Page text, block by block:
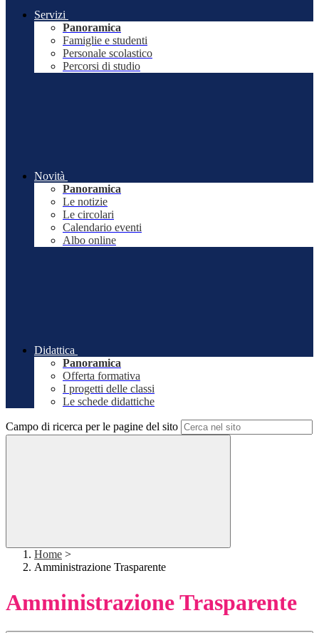
Servizi
Panoramica
Famiglie e studenti
Personale scolastico
Percorsi di studio
Novità
Panoramica
Le notizie
Le circolari
Calendario eventi
Albo online
Didattica
Panoramica
Offerta formativa
I progetti delle classi
Le schede didattiche
Campo di ricerca per le pagine del sito
Home >
Amministrazione Trasparente
Amministrazione Trasparente